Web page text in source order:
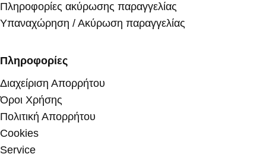
Πληροφορίες ακύρωσης παραγγελίας
Υπαναχώρηση / Ακύρωση παραγγελίας
Πληροφορίες
Διαχείριση Απορρήτου
Όροι Χρήσης
Πολιτική Απορρήτου
Cookies
Service